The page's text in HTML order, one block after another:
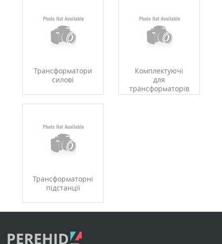
Трансформатори
силові
Комплектуючі
для
трансформаторів
Трансформаторні
підстанції